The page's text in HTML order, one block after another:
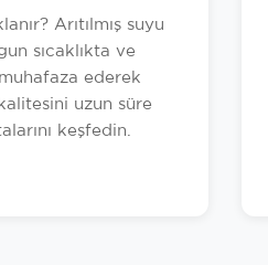
Arıtılmış suyu
sıcaklıkta ve
ederek
uzun süre
keşfedin.